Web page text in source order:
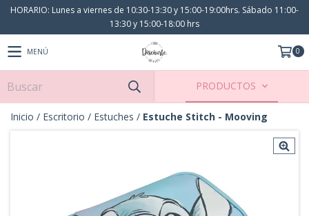
HORARIO: Lunes a viernes de 10:30-13:30 y 15:00-19:00hrs. Sábado 11:00-
13:30 y 15:00-18:00 hrs
MENÚ 0
PRODUCTOS
Inicio / Escritorio / Estuches / Estuche Stitch - Mooving